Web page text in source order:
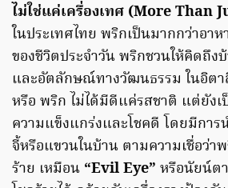
ไม่ใช่แค่เครื่องเทศ (More Than
ในประเทศไทย พริกเป็นมากกว่าอา
ของชีวิตประจำวัน พริกชวนให้คิดถึ
และอัตลักษณ์ทางวัฒนธรรม ในอิต
หรือ พริก ไม่ได้มีดีแค่รสชาติ แต่ยังเ
ความแข็งแกร่งและโชคดี โดยมีการ
จี้หรือแขวนในบ้าน ตามความเชื่อว่า
ร้าย เหมือน “Evil Eye” หรือนัยน์ต